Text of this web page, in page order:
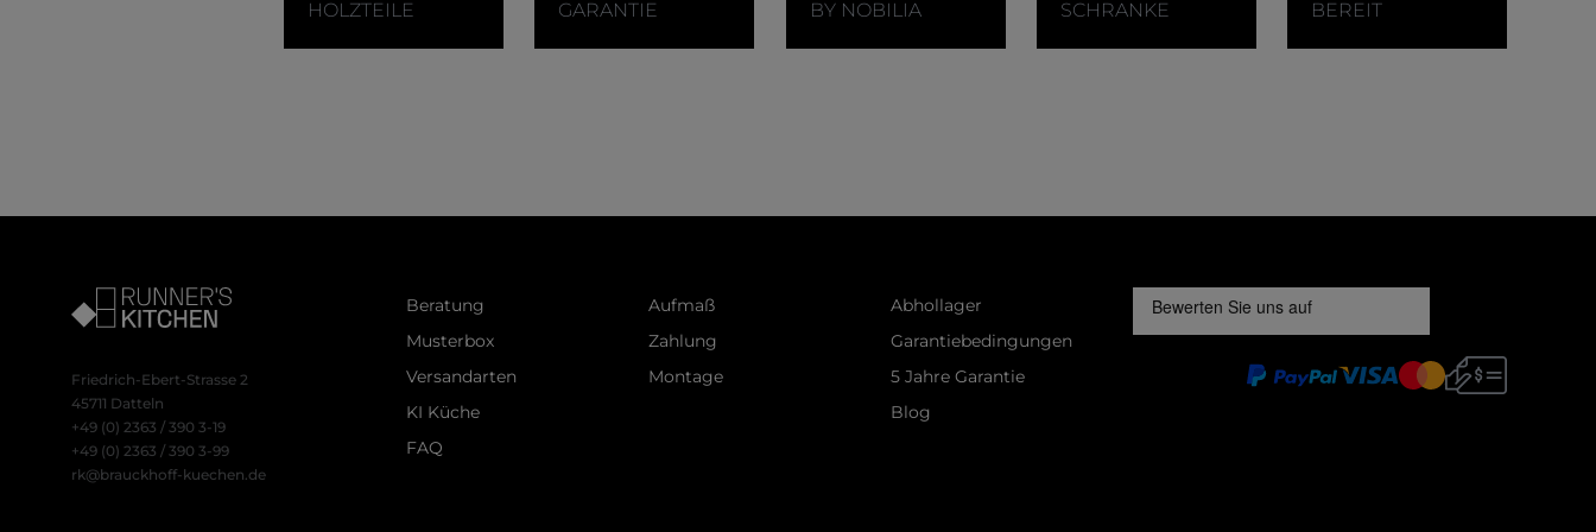
akzeptiert werden, kann das Video abgespielt werden.
HOLZTEILE
GARANTIE
BY NOBILIA
SCHRANKE
BEREIT
Friedrich-Ebert-Strasse 2
45711 Datteln
+49 (0) 2363 / 390 3-19
+49 (0) 2363 / 390 3-99
rk@brauckhoff-kuechen.de
Beratung
Musterbox
Versandarten
KI Küche
FAQ
Aufmaß
Zahlung
Montage
Abhollager
Garantiebedingungen
5 Jahre Garantie
Blog